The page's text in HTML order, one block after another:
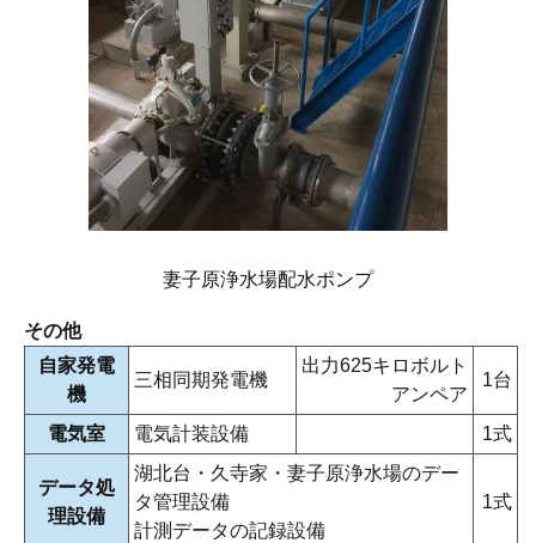
妻子原浄水場配水ポンプ
その他
自家発電
機
三相同期発電機
出力625キロボルト
アンペア
1台
電気室 電気計装設備 1式
データ処
理設備
湖北台・久寺家・妻子原浄水場のデー
タ管理設備
計測データの記録設備
1式